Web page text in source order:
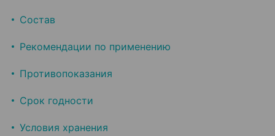
Состав
Рекомендации по применению
Противопоказания
Срок годности
Условия хранения